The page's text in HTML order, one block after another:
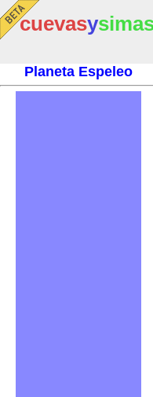
cuevasy
Planeta Espeleo